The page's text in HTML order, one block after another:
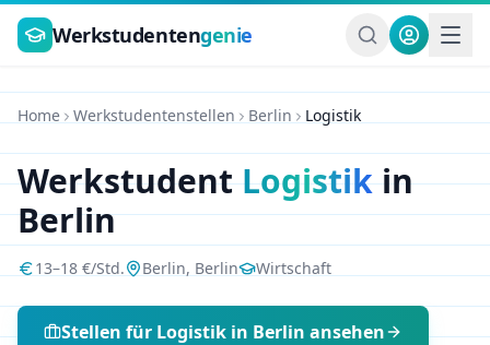
Zum Hauptinhalt springen
Werkstudentengenie
Home Werkstudentenstellen Berlin Logistik
WerkstudentLogistikin
Berlin
13–18 €/Std. Berlin, Berlin Wirtschaft
Stellen für Logistik in Berlin ansehen